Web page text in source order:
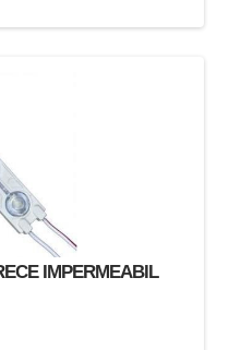
IMPERMEABIL